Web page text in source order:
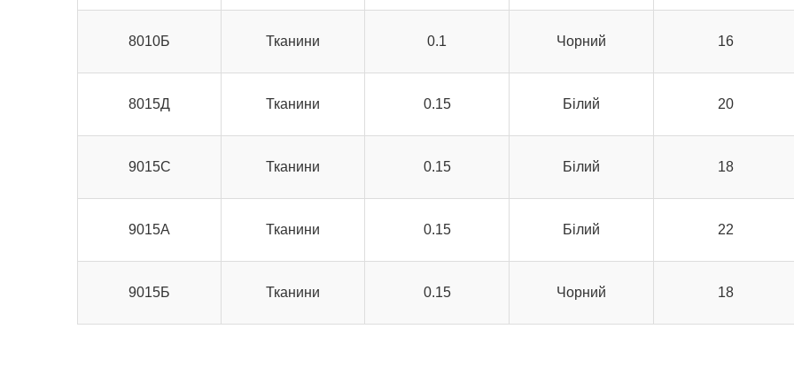
8010Б Тканини 0.1 Чорний 16
8015Д Тканини 0.15 Білий 20
9015С Тканини 0.15 Білий 18
9015А Тканини 0.15 Білий 22
9015Б Тканини 0.15 Чорний 18